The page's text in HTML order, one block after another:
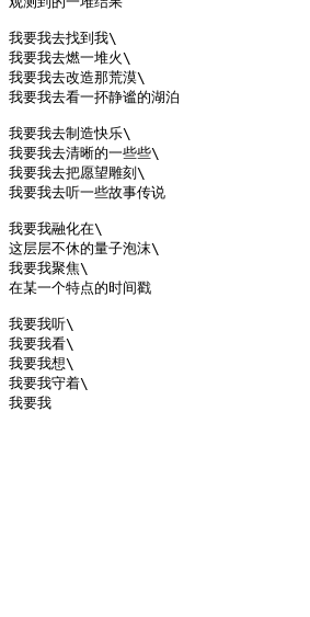
我要我去找到我\
我要我去燃一堆火\
我要我去改造那荒漠\
我要我去看一抔静谧的湖泊
我要我去制造快乐\
我要我去清晰的一些些\
我要我去把愿望雕刻\
我要我去听一些故事传说
我要我融化在\
这层层不休的量子泡沫\
我要我聚焦\
在某一个特点的时间戳
我要我听\
我要我看\
我要我想\
我要我守着\